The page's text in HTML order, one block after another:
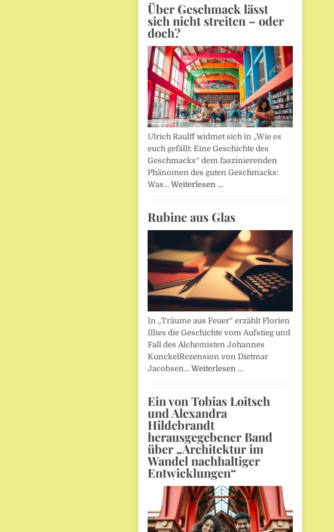
Über Geschmack lässt
sich nicht streiten – oder
doch?
Ulrich Raulff widmet sich in „Wie es
euch gefällt: Eine Geschichte des
Geschmacks“ dem faszinierenden
Phänomen des guten Geschmacks:
Was… Weiterlesen …
Rubine aus Glas
In „Träume aus Feuer“ erzählt Florien
Illies die Geschichte vom Aufstieg und
Fall des Alchemisten Johannes
KunckelRezension von Dietmar
Jacobsen… Weiterlesen …
Ein von Tobias Loitsch
und Alexandra
Hildebrandt
herausgegebener Band
über „Architektur im
Wandel nachhaltiger
Entwicklungen“